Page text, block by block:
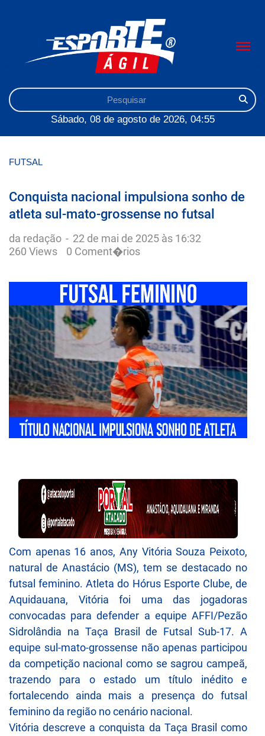
Sábado, 08 de agosto de 2026, 04:55
FUTSAL
Conquista nacional impulsiona sonho de
atleta sul-mato-grossense no futsal
da redação - 22 de mai de 2025 às 16:32
260 Views
0 Coment�rios
Com apenas 16 anos, Any Vitória Souza Peixoto,
natural de Anastácio (MS), tem se destacado no
futsal feminino. Atleta do Hórus Esporte Clube, de
Aquidauana, Vitória foi uma das jogadoras
convocadas para defender a equipe AFFI/Pezão
Sidrolândia na Taça Brasil de Futsal Sub-17. A
equipe sul-mato-grossense não apenas participou
da competição nacional como se sagrou campeã,
trazendo para o estado um título inédito e
fortalecendo ainda mais a presença do futsal
feminino da região no cenário nacional.
Vitória descreve a conquista da Taça Brasil como